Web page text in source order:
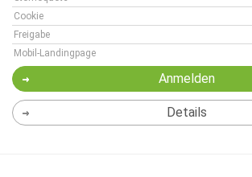
Cookie
Freigabe
Mobil-Landingpage
Anmelden
Details